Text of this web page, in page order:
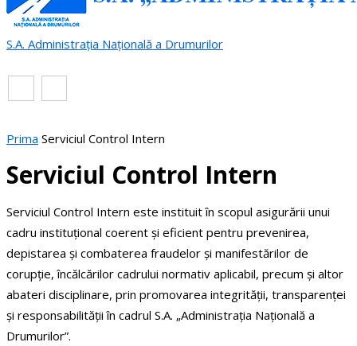
S.A. Administrația Națională a Drumurilor
Prima Serviciul Control Intern
Serviciul Control Intern
Serviciul Control Intern este instituit în scopul asigurării unui
cadru instituțional coerent și eficient pentru prevenirea,
depistarea și combaterea fraudelor și manifestărilor de
corupție, încălcărilor cadrului normativ aplicabil, precum și altor
abateri disciplinare, prin promovarea integrității, transparenței
și responsabilității în cadrul S.A. „Administrația Națională a
Drumurilor”.